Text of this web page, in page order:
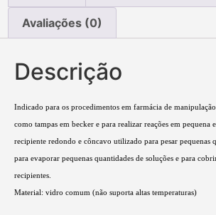
Avaliações (0)
Descrição
Indicado para os procedimentos em farmácia de
como tampas em becker e para realizar reações em pequena
recipiente redondo e côncavo utilizado para pesar pequenas
para evaporar pequenas quantidades de soluções e para
recipientes.
Material: vidro comum (não suporta altas temperaturas)